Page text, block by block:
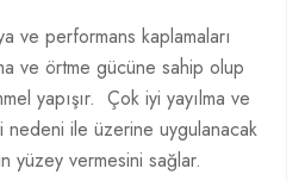
ve performans kaplamaları
ve örtme gücüne sahip olup
yapışır. Çok iyi yayılma ve
nedeni ile üzerine uygulanacak
yüzey vermesini sağlar.